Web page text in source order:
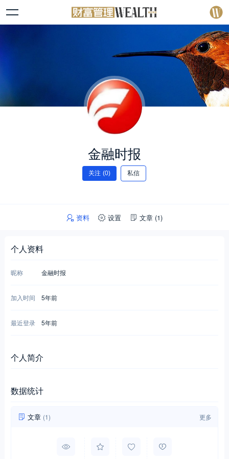
金融时报
关注 (0) 私信
资料 设置 文章 (1)
个人资料
昵称 金融时报
加入时间 5年前
最近登录 5年前
个人简介
数据统计
文章 (1) 更多